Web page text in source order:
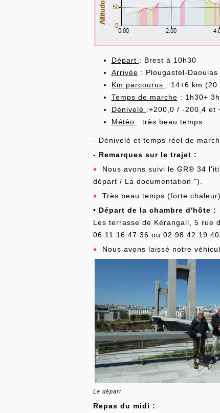
Départ : Brest à 10h30
Arrivée : Plougastel-Daoulas
Km parcourus : 14+6 km
Temps de marche : 1h30+
Dénivelé :+200,0 / -200,4 et
Météo : très beau temps
- Dénivelé et temps réel de
- Remarques sur le trajet :
♦ Nous avons suivi le GR® 34
départ / La documentation ").
♦ Très beau temps (forte chaleur).
• Départ de la chambre d'hôte :
Les terrasse de Kérangall, 5 rue
06 11 16 47 36 ou 02 98 42 19 40
♦ Nous avons laissé notre
Le départ
Repas du midi :